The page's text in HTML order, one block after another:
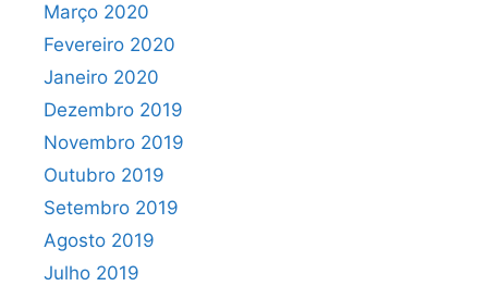
Março 2020
Fevereiro 2020
Janeiro 2020
Dezembro 2019
Novembro 2019
Outubro 2019
Setembro 2019
Agosto 2019
Julho 2019